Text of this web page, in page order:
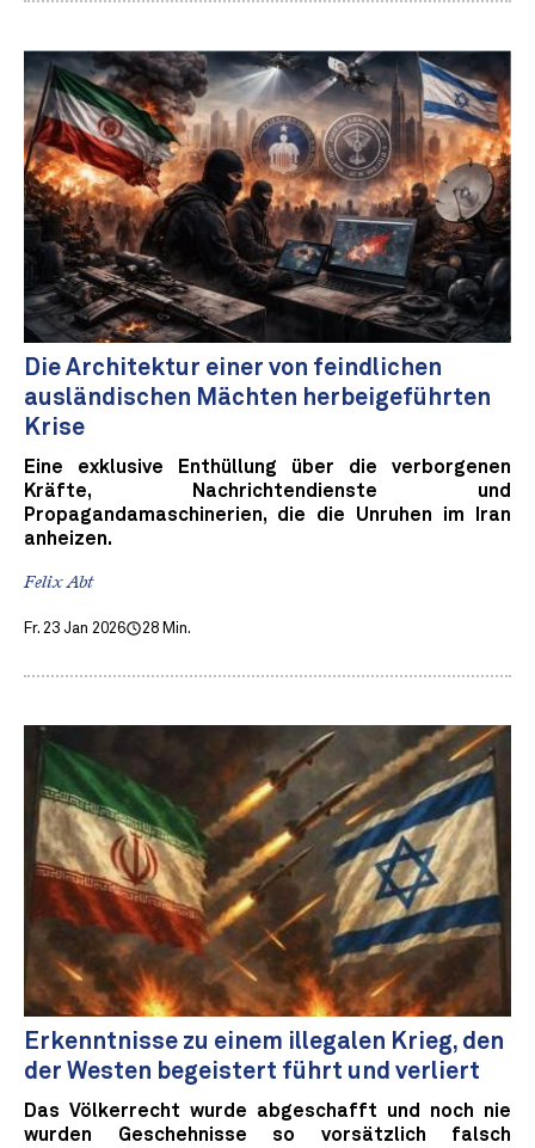
Die Architektur einer von feindlichen
ausländischen Mächten herbeigeführten
Krise
Eine exklusive Enthüllung über die verborgenen
Kräfte, Nachrichtendienste und
Propagandamaschinerien, die die Unruhen im Iran
anheizen.
Felix Abt
Fr. 23 Jan 2026 28 Min.
Erkenntnisse zu einem illegalen Krieg, den
der Westen begeistert führt und verliert
Das Völkerrecht wurde abgeschafft und noch nie
wurden Geschehnisse so vorsätzlich falsch